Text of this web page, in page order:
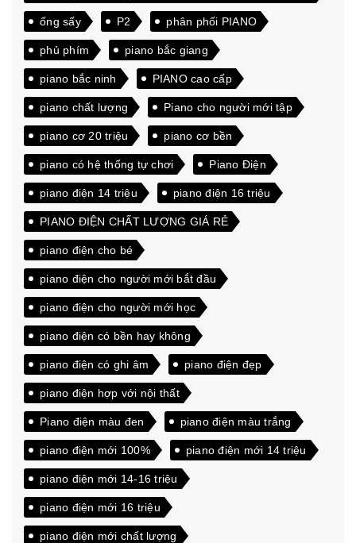
từ sớm
ống sấy P2 phân phối PIANO
phủ phím piano bắc giang
piano bắc ninh PIANO cao cấp
piano chất lượng Piano cho người mới tập
piano cơ 20 triệu piano cơ bền
piano có hệ thống tự chơi Piano Điện
piano điện 14 triệu piano điện 16 triệu
PIANO ĐIỆN CHẤT LƯỢNG GIÁ RẺ
piano điện cho bé
piano điện cho người mới bắt đầu
piano điện cho người mới học
piano điện có bền hay không
piano điện có ghi âm piano điện đẹp
piano điện hợp với nội thất
Piano điện màu đen piano điện màu trắng
piano điện mới 100% piano điện mới 14 triệu
piano điện mới 14-16 triệu
piano điện mới 16 triệu
piano điện mới chất lượng